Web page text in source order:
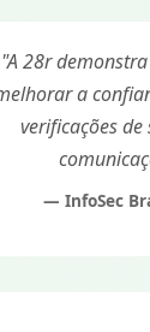
"A 28r
a
verificações
— InfoSec